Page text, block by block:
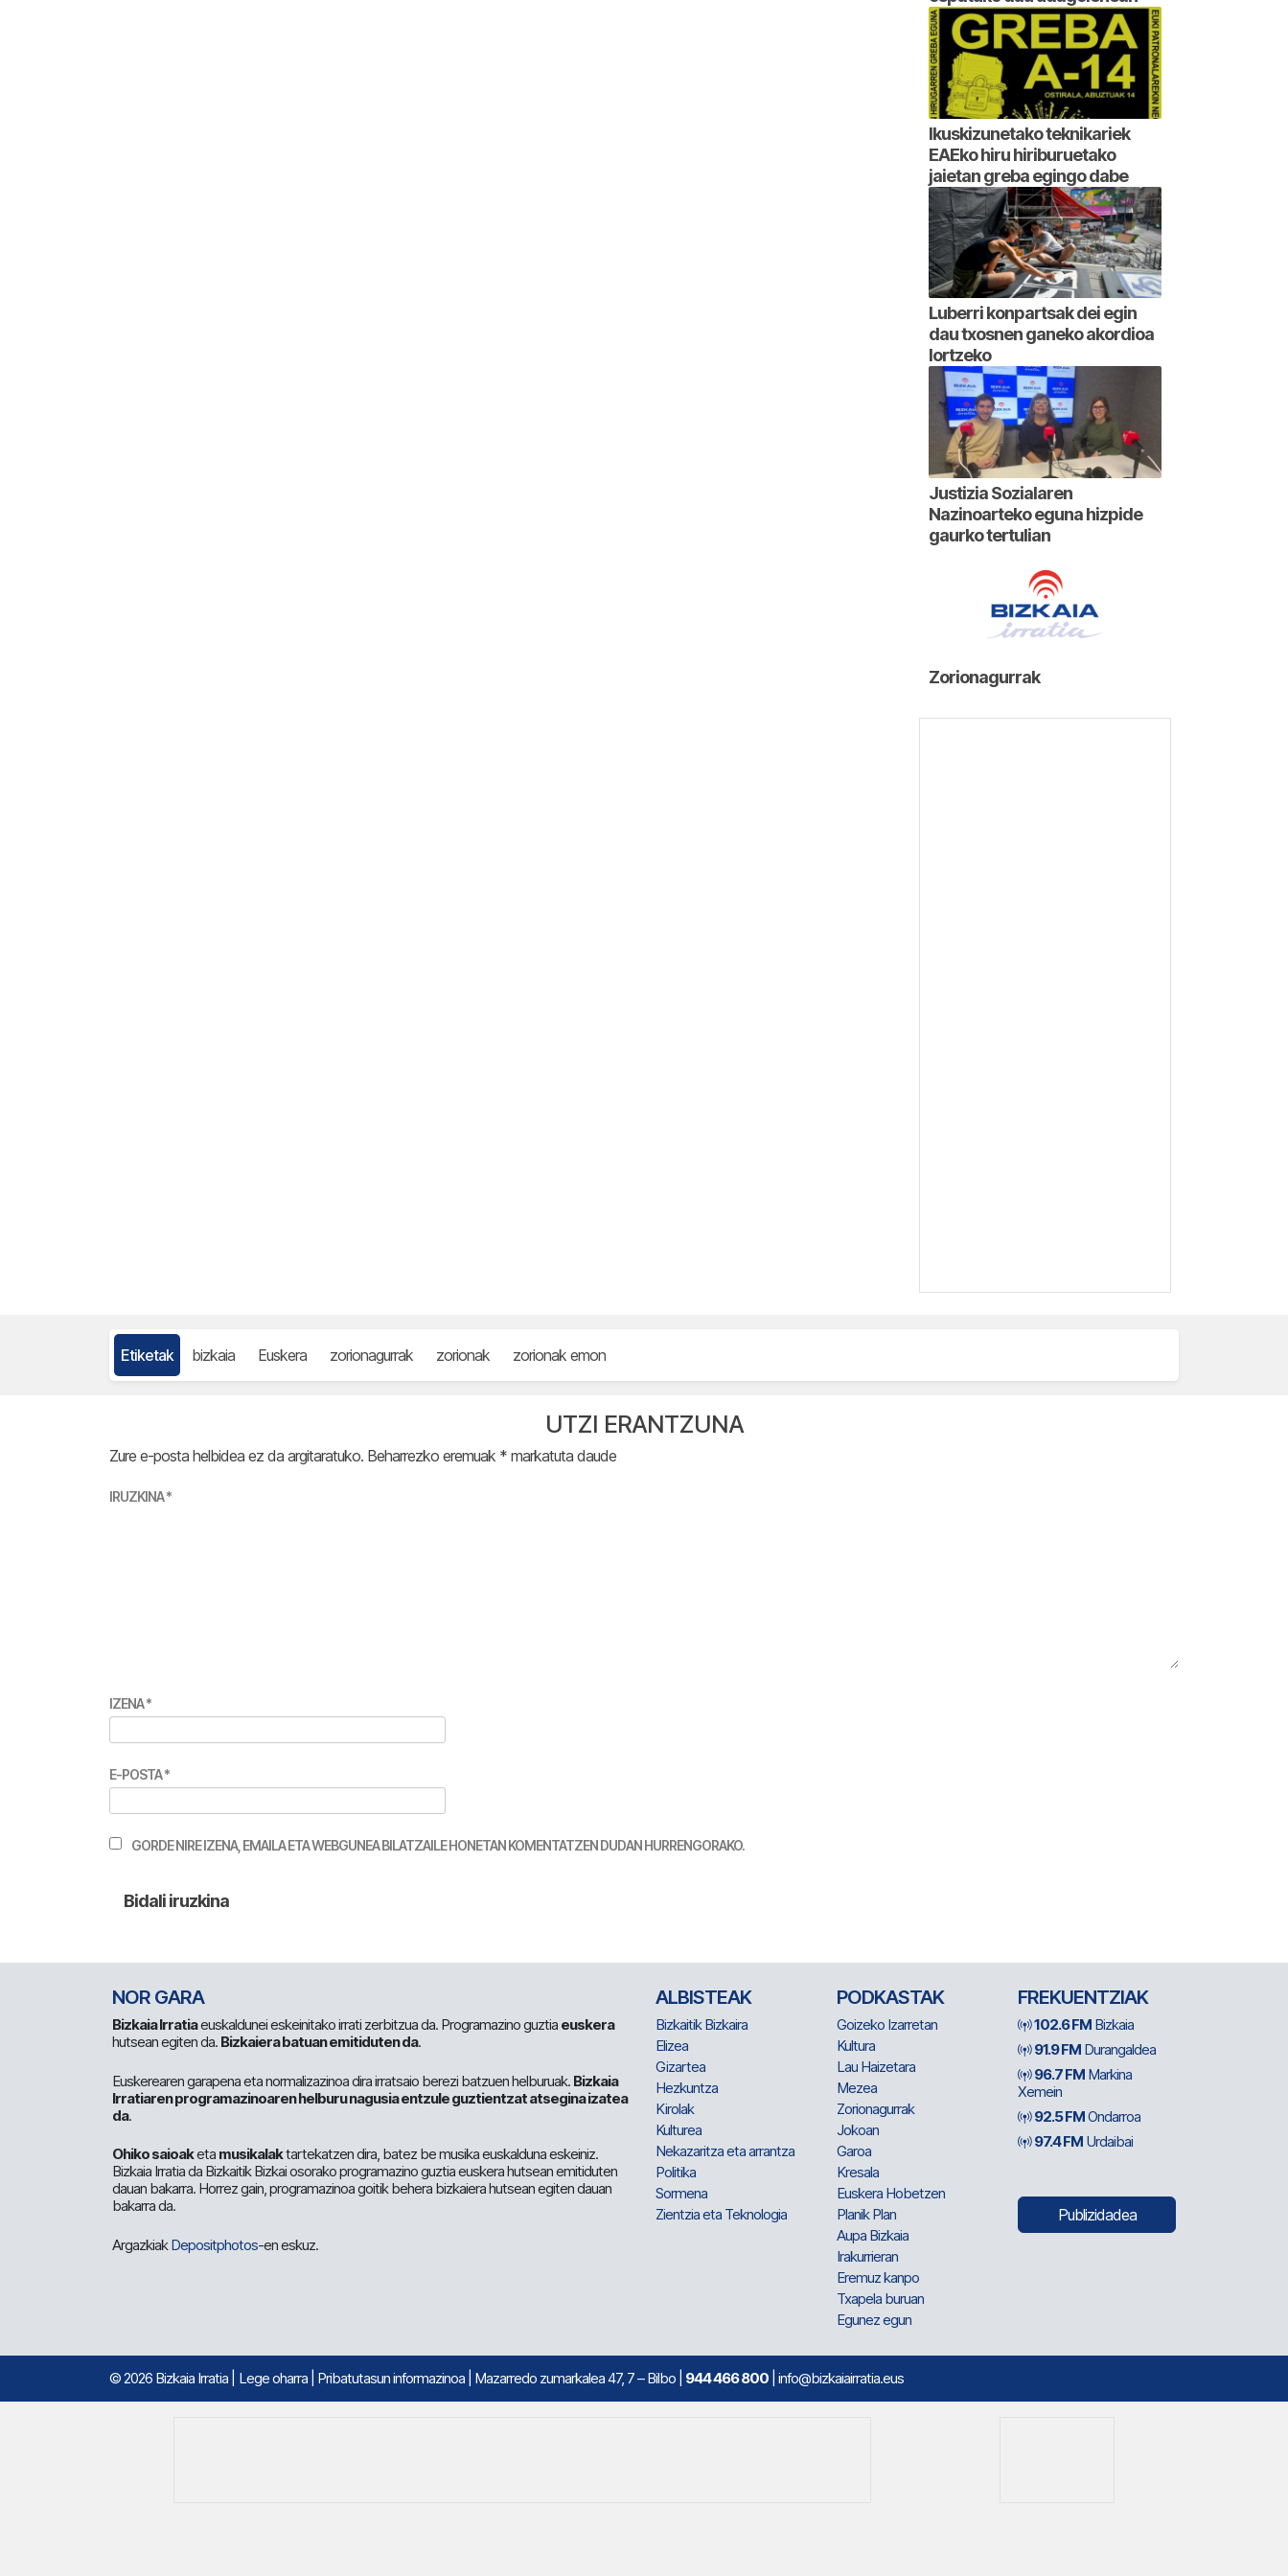
Ikuskizunetako teknikariek
EAEko hiru hiriburuetako
jaietan greba egingo dabe
Luberri konpartsak dei egin
dau txosnen ganeko akordioa
lortzeko
Justizia Sozialaren
Nazinoarteko eguna hizpide
gaurko tertulian
Zorionagurrak
Etiketak bizkaia Euskera zorionagurrak zorionak zorionak emon
UTZI ERANTZUNA
Zure e-posta helbidea ez da argitaratuko. Beharrezko eremuak * markatuta daude
IRUZKINA*
IZENA*
E-POSTA*
GORDE NIRE IZENA, EMAILA ETA WEBGUNEA BILATZAILE HONETAN KOMENTATZEN DUDAN HURRENGORAKO.
NOR GARA
Bizkaia Irratiaeuskaldunei eskeinitako irrati zerbitzua da. Programazino guztia euskera
hutsean egiten da. Bizkaiera batuan emitiduten da.
Euskerearen garapena eta normalizazinoa dira irratsaio berezi batzuen helburuak. Bizkaia
Irratiaren programazinoaren helburu nagusia entzule guztientzat atsegina izatea
da.
Ohiko saioaketa musikalaktartekatzen dira, batez be musika euskalduna eskeiniz.
Bizkaia Irratia da Bizkaitik Bizkai osorako programazino guztia euskera hutsean emitiduten
dauan bakarra. Horrez gain, programazinoa goitik behera bizkaiera hutsean egiten dauan
bakarra da.
ArgazkiakDepositphotos-en eskuz.
ALBISTEAK
Bizkaitik Bizkaira
Elizea
Gizartea
Hezkuntza
Kirolak
Kulturea
Nekazaritza eta arrantza
Politika
Sormena
Zientzia eta Teknologia
PODKASTAK
Goizeko Izarretan
Kultura
Lau Haizetara
Mezea
Zorionagurrak
Jokoan
Garoa
Kresala
Euskera Hobetzen
Planik Plan
Aupa Bizkaia
Irakurrieran
Eremuz kanpo
Txapela buruan
Egunez egun
FREKUENTZIAK
102.6 FM Bizkaia
91.9 FM Durangaldea
96.7 FM Markina
Xemein
92.5 FMOndarroa
97.4 FM Urdaibai
Publizidadea
© 2026 Bizkaia Irratia Lege oharra Pribatutasun informazinoa | Mazarredo zumarkalea 47, 7 – Bilbo | 944 466 800 | info@bizkaiairratia.eus